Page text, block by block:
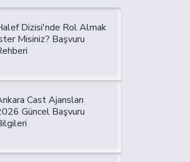
Dizisi'nde Rol Almak
Misiniz? Başvuru
Cast Ajansları
Güncel Başvuru